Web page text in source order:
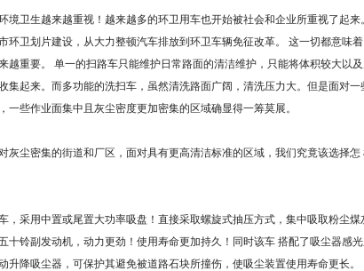
境卫生越来越重视！越来越多的环卫用车也开始被社会和企业所重视了起来
环卫划片建设，从大力整顿汽车排放到环卫车辆免征改革。 这一切都意味
越重要。 单一的扫路车只能维护日常路面的清洁维护，只能将体积较大以
集起来。而多功能的洗扫车，虽然清洗路面广阔，清洗压力大。但是面对一
一些作业面集中且灰尘密度更加密集的区域确显得一筹莫展。
灰尘密集的街道和厂区，面对具有更高清洁标准的区域，我们究竟该选择怎
，采用中置或尾置大功率吸盘！直接采取螺旋式抽压方式，集中吸取粉尘煤
十铃副发动机，动力更劲！使用寿命更加持久！同时该车 搭配了吸尘器感
升降吸尘器，可保护其避免被道路石块所撞伤，使吸尘装置使用寿命更长。